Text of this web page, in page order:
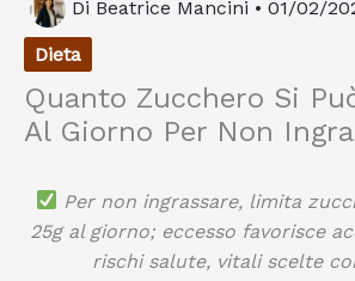
Di Beatrice Mancini • 01/02/
Dieta
Quanto Zucchero Si
Al Giorno Per Non
Per non ingrassare, limita
25g al giorno; eccesso favorisce
rischi salute, vitali scelte